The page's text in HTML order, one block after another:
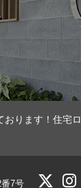
ります！住
7号